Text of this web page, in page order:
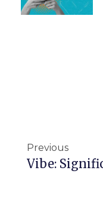
Previous